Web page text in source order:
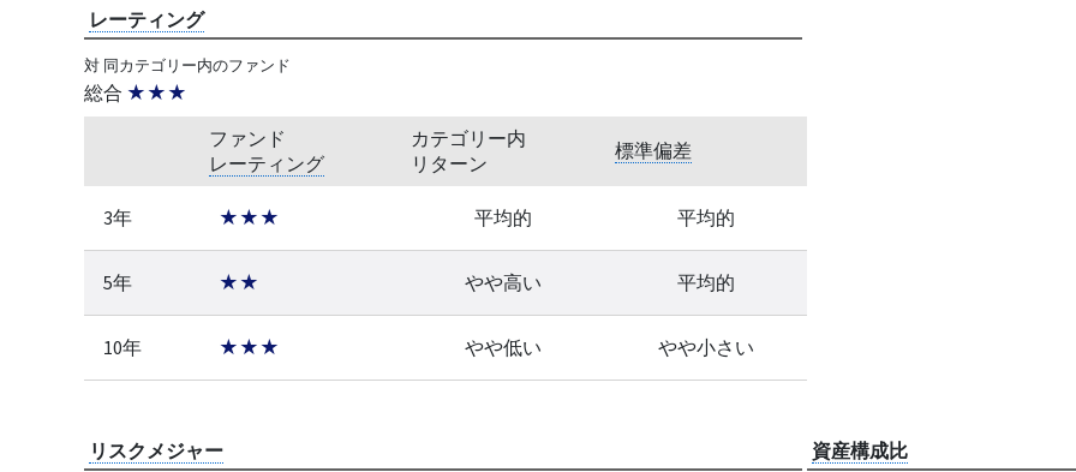
レーティング
対 同カテゴリー内のファンド
総合 ★★★
ファンド
レーティング
カテゴリー内
リターン
標準偏差
3年 ★★★ 平均的 平均的
5年 ★★ やや高い 平均的
10年 ★★★ やや低い やや小さい
リスクメジャー 資産構成比